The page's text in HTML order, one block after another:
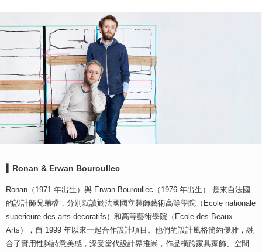
▍Ronan & Erwan Bouroullec
Ronan（1971 年出生）與 Erwan Bouroullec（1976 年出生） 是來自法國
的設計師兄弟檔，分別就讀於法國國立裝飾藝術高等學院（Ecole nationale
superieure des arts decoratifs）和高等藝術學院（Ecole des Beaux-
Arts），自 1999 年以來一起合作設計項目。他們的設計風格簡約優雅，融
合了實用性與詩意美感，深受當代設計界推崇，作品橫跨家具家飾、空間